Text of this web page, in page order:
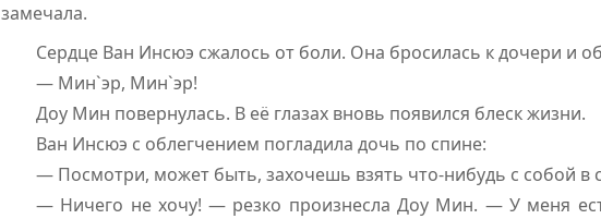
замечала.
Сердце Ван Инсюэ сжалось от боли. Она бросилась к дочери и
— Мин`эр, Мин`эр!
Доу Мин повернулась. В её глазах вновь появился блеск жизни.
Ван Инсюэ с облегчением погладила дочь по спине:
— Посмотри, может быть, захочешь взять что-нибудь с собой в
— Ничего не хочу! — резко произнесла Доу Мин. — У меня